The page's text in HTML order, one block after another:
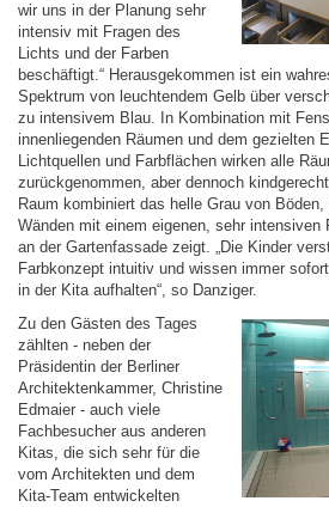
wir uns in der Planung sehr
intensiv mit Fragen des
Lichts und der Farben
beschäftigt.“ Herausgekommen ist ein
Spektrum von leuchtendem Gelb über
zu intensivem Blau. In Kombination mit
innenliegenden Räumen und dem gezielten
Lichtquellen und Farbflächen wirken alle
zurückgenommen, aber dennoch
Raum kombiniert das helle Grau von
Wänden mit einem eigenen, sehr intensiven
an der Gartenfassade zeigt. „Die Kinder
Farbkonzept intuitiv und wissen immer
in der Kita aufhalten“, so Danziger.
Zu den Gästen des Tages
zählten - neben der
Präsidentin der Berliner
Architektenkammer, Christine
Edmaier - auch viele
Fachbesucher aus anderen
Kitas, die sich sehr für die
vom Architekten und dem
Kita-Team entwickelten